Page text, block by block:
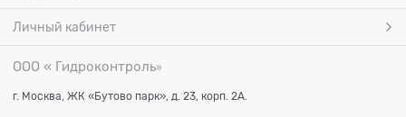
Личный кабинет
ООО « Гидроконтроль»
г. Москва, ЖК «Бутово парк», д. 23, корп. 2А.